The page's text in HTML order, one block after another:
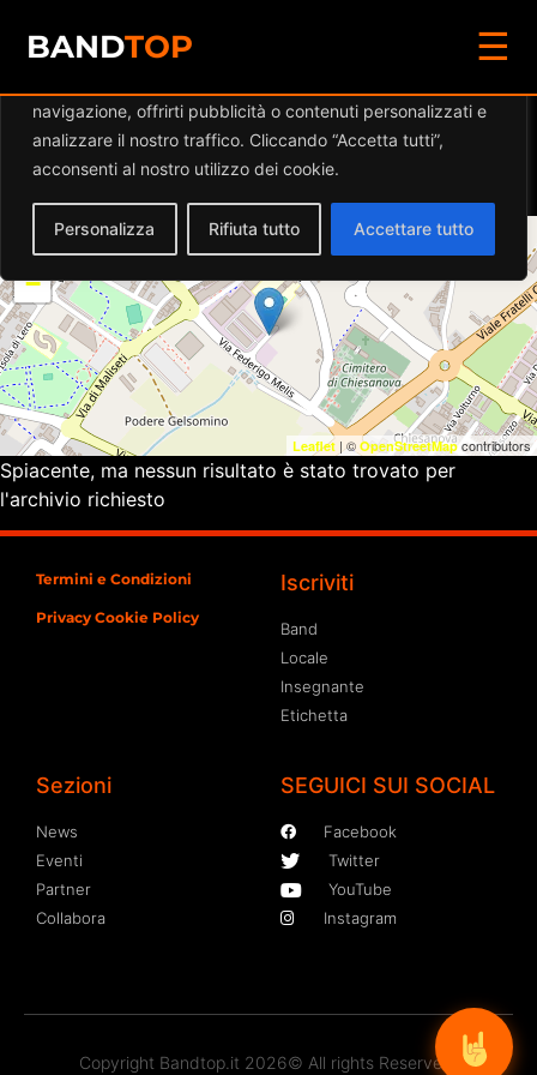
Diamo valore alla tua privacy
navigazione, offrirti pubblicità o contenuti personalizzati e
analizzare il nostro traffico. Cliccando “Accetta tutti”,
acconsenti al nostro utilizzo dei cookie.
Personalizza Rifiuta tutto Accettare tutto
BANDTOP
☰
Eventi aMONSTER’S A-
LIVE
+
−
Leaflet | © OpenStreetMapcontributors
Spiacente, ma nessun risultato è stato trovato per
l'archivio richiesto
Termini e Condizioni
Privacy Cookie Policy
Iscriviti
Band
Locale
Insegnante
Etichetta
Sezioni
News
Eventi
Partner
Collabora
SEGUICI SUI SOCIAL
Facebook
Twitter
YouTube
Instagram
Copyright Bandtop.it 2026© All rights Reserved.